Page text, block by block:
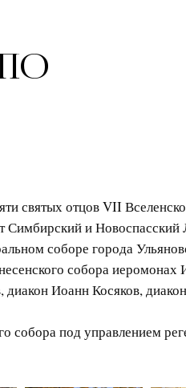
святых отцов VII
Симбирский и Новоспасский
соборе города
собора иеромонах
Иоанн Косяков,
собора под управлением